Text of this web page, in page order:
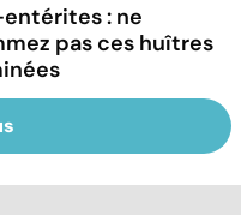
: ne
pas ces huîtres